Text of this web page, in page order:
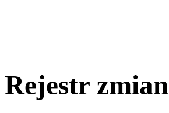
Rejestr zmian